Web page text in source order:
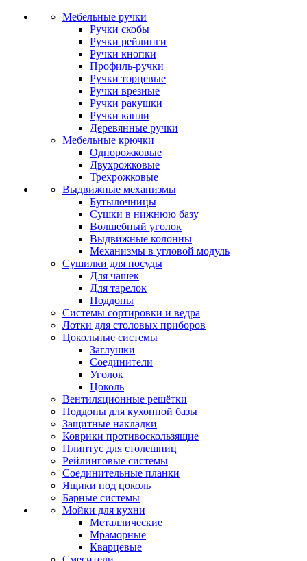
Мебельные ручки
Ручки скобы
Ручки рейлинги
Ручки кнопки
Профиль-ручки
Ручки торцевые
Ручки врезные
Ручки ракушки
Ручки капли
Деревянные ручки
Мебельные крючки
Однорожковые
Двухрожковые
Трехрожковые
Выдвижные механизмы
Бутылочницы
Сушки в нижнюю базу
Волшебный уголок
Выдвижные колонны
Механизмы в угловой модуль
Сушилки для посуды
Для чашек
Для тарелок
Поддоны
Системы сортировки и ведра
Лотки для столовых приборов
Цокольные системы
Заглушки
Соединители
Уголок
Цоколь
Вентиляционные решётки
Поддоны для кухонной базы
Защитные накладки
Коврики противоскользящие
Плинтус для столешниц
Рейлинговые системы
Соединительные планки
Ящики под цоколь
Барные системы
Мойки для кухни
Металлические
Мраморные
Кварцевые